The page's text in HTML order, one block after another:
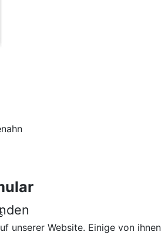
unserer Website. Einige von ihnen